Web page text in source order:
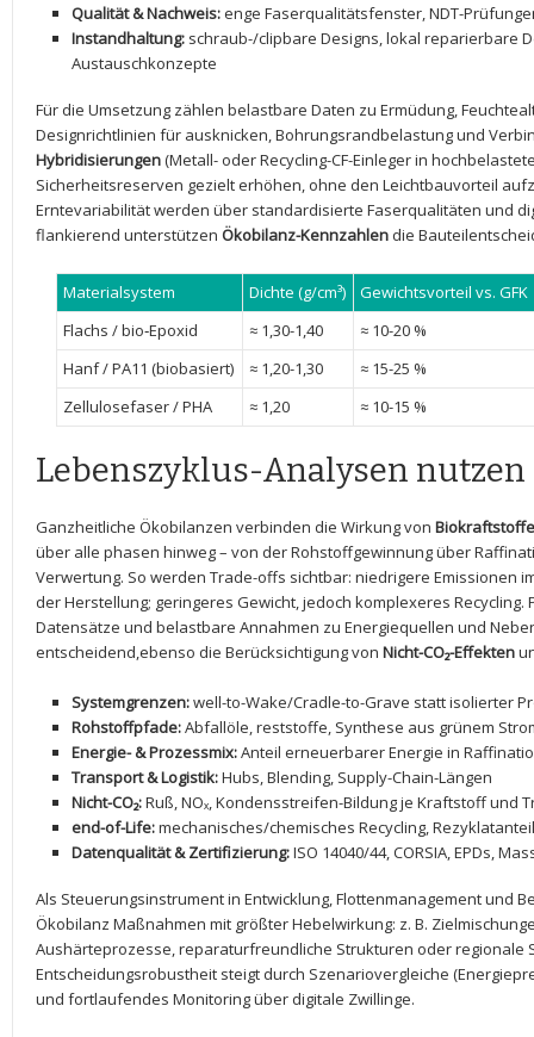
Qualität & Nachweis:enge Faserqualitätsfenster, NDT-
Instandhaltung: schraub-/clipbare⁣ Designs, lokal‌ reparierbare​
Austauschkonzepte
Für die Umsetzung zählen belastbare Daten zu‌ Ermüdung,
Designrichtlinien für ausknicken, Bohrungsrandbelastung und
Hybridisierungen(Metall- oder Recycling-CF-Einleger ⁢in⁢
Sicherheitsreserven⁤ gezielt erhöhen, ohne den Leichtbauvorteil‌
Erntevariabilität werden⁤ über ​standardisierte Faserqualitäten und
flankierend unterstützen Ökobilanz-Kennzahlen die
Materialsystem Dichte (g/cm³)
Gewichtsvorteil ⁣vs. GFK
Flachs ‌/ bio‑Epoxid
≈ 1,30-1,40
≈​ 10-20⁢ %
Hanf⁢ / PA11 (biobasiert)
≈ ⁤1,20-1,30
≈⁤ 15-25 %
Zellulosefaser / PHA
≈ ‍1,20 ≈ ⁢10-15 %
Lebenszyklus-Analysen ‌nutzen
Ganzheitliche Ökobilanzen ⁢verbinden die Wirkung von‍
über alle phasen hinweg – von ⁣der‌ Rohstoffgewinnung über
‍Verwertung. So​ werden Trade-offs‍ sichtbar:‍ niedrigere Emissionen
der Herstellung; ​geringeres Gewicht, jedoch komplexeres
Datensätze und belastbare Annahmen zu ⁣Energiequellen ⁣und
entscheidend,ebenso die ‌Berücksichtigung von Nicht-CO₂-Effekten
Systemgrenzen:well-to-Wake/Cradle-to-Grave statt ‌isolierter⁣
Rohstoffpfade:Abfallöle, reststoffe, Synthese aus grünem
Energie- & Prozessmix:Anteil ⁢erneuerbarer Energie‍ in‌
Transport & Logistik:Hubs, Blending, Supply-Chain-Längen
Nicht-CO₂:Ruß,⁤ NOₓ, Kondensstreifen-Bildung ​je Kraftstoff und​
end-of-Life:mechanisches/chemisches Recycling,
Datenqualität & Zertifizierung:ISO​ 14040/44, CORSIA, EPDs,‍
Als‌ Steuerungsinstrument in Entwicklung, Flottenmanagement ​und⁣
Ökobilanz Maßnahmen⁤ mit größter Hebelwirkung: z. B.
Aushärteprozesse, reparaturfreundliche ⁤Strukturen ⁤oder regionale
Entscheidungsrobustheit steigt durch Szenariovergleiche
und ⁢fortlaufendes Monitoring⁢ über digitale Zwillinge.